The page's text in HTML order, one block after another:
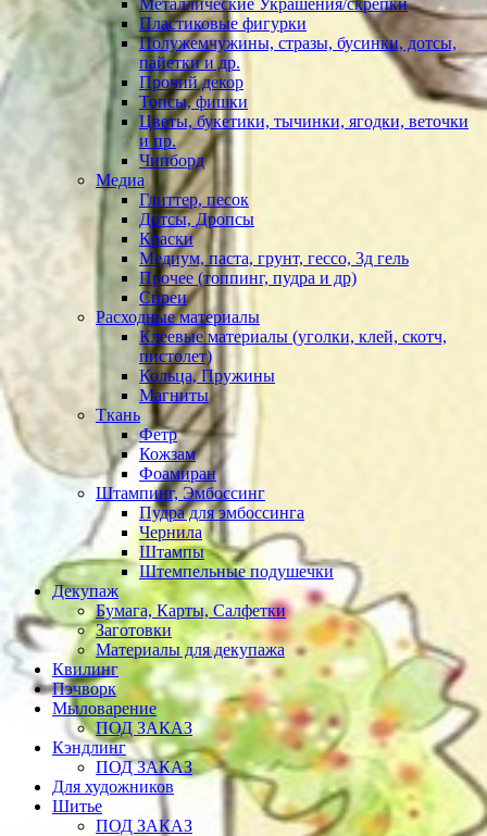
Металлические Украшения/скрепки
Пластиковые фигурки
Полужемчужины, стразы, бусинки, дотсы,
пайетки и др.
Прочий декор
Топсы, фишки
Цветы, букетики, тычинки, ягодки, веточки
и пр.
Чипборд
Медиа
Глиттер, песок
Дотсы, Дропсы
Краски
Медиум, паста, грунт, гессо, 3д гель
Прочее (топпинг, пудра и др)
Спреи
Расходные материалы
Клеевые материалы (уголки, клей, скотч,
пистолет)
Кольца, Пружины
Магниты
Ткань
Фетр
Кожзам
Фоамиран
Штампинг, Эмбоссинг
Пудра для эмбоссинга
Чернила
Штампы
Штемпельные подушечки
Декупаж
Бумага, Карты, Салфетки
Заготовки
Материалы для декупажа
Квилинг
Пэчворк
Мыловарение
ПОД ЗАКАЗ
Кэндлинг
ПОД ЗАКАЗ
Для художников
Шитье
ПОД ЗАКАЗ